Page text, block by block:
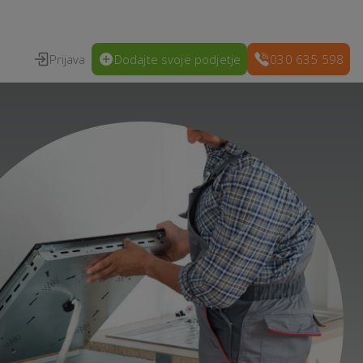
Prijava Dodajte svoje podjetje 030 635 598